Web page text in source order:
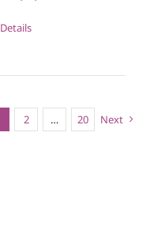
Details
2 … 20 Next